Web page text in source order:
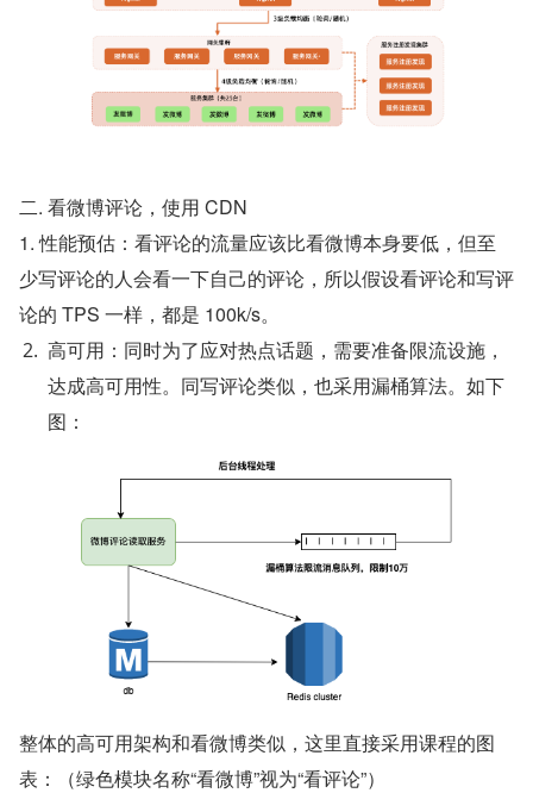
二. 看微博评论，使用 CDN
1. 性能预估：看评论的流量应该比看微博本身要低，但至
少写评论的人会看一下自己的评论，所以假设看评论和写评
论的 TPS 一样，都是 100k/s。
高可用：同时为了应对热点话题，需要准备限流设施，
达成高可用性。同写评论类似，也采用漏桶算法。如下
图：
整体的高可用架构和看微博类似，这里直接采用课程的图
表：（绿色模块名称“看微博”视为“看评论”）